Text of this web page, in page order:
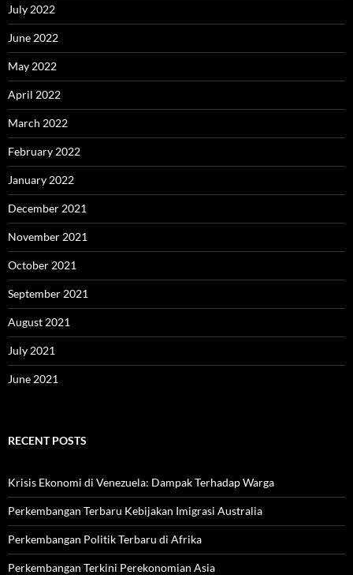
July 2022
June 2022
May 2022
April 2022
March 2022
February 2022
January 2022
December 2021
November 2021
October 2021
September 2021
August 2021
July 2021
June 2021
RECENT POSTS
Krisis Ekonomi di Venezuela: Dampak Terhadap Warga
Perkembangan Terbaru Kebijakan Imigrasi Australia
Perkembangan Politik Terbaru di Afrika
Perkembangan Terkini Perekonomian Asia